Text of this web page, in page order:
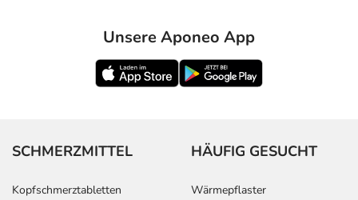
Unsere Aponeo App
SCHMERZMITTEL
Kopfschmerztabletten
HÄUFIG GESUCHT
Wärmepflaster